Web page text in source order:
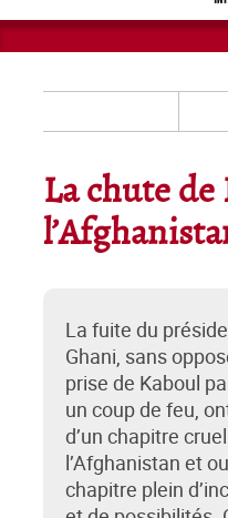
La chute de
La fuite du
Ghani, sans
prise de Kaboul
un coup de feu,
d’un chapitre
l’Afghanistan et
chapitre plein